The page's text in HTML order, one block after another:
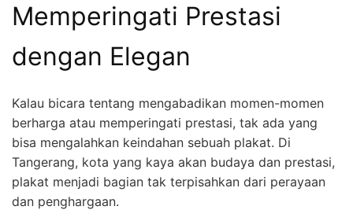
Memperingati Prestasi
dengan Elegan
Kalau bicara tentang mengabadikan momen-momen
berharga atau memperingati prestasi, tak ada yang
bisa mengalahkan keindahan sebuah plakat. Di
Tangerang, kota yang kaya akan budaya dan prestasi,
plakat menjadi bagian tak terpisahkan dari perayaan
dan penghargaan.